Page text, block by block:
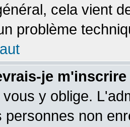
cela vient
problème
je
y oblige.
personnes non